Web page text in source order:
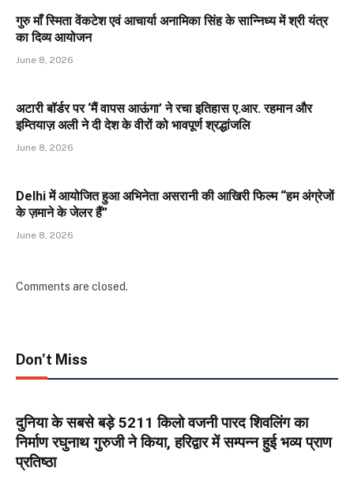
गुरु माँ स्मिता वेंकटेश एवं आचार्या अनामिका सिंह के सान्निध्य में श्री यंत्र
का दिव्य आयोजन
June 8, 2026
अटारी बॉर्डर पर ‘मैं वापस आऊंगा’ ने रचा इतिहास ए.आर. रहमान और
इम्तियाज़ अली ने दी देश के वीरों को भावपूर्ण श्रद्धांजलि
June 8, 2026
Delhi में आयोजित हुआ अभिनेता असरानी की आखिरी फिल्म “हम अंग्रेजों
के ज़माने के जेलर हैं”
June 8, 2026
Comments are closed.
Don't Miss
दुनिया के सबसे बड़े 5211 किलो वजनी पारद शिवलिंग का
निर्माण रघुनाथ गुरुजी ने किया, हरिद्वार में सम्पन्न हुई भव्य प्राण
प्रतिष्ठा